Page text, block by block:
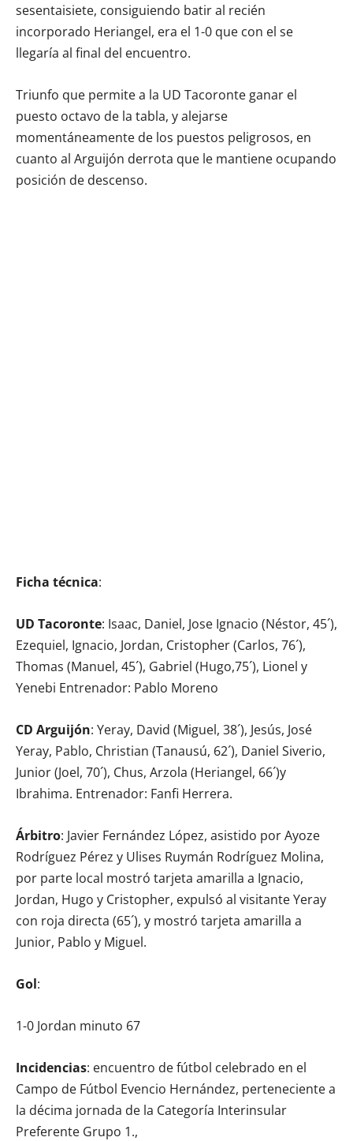
sesentaisiete, consiguiendo batir al recién
incorporado Heriangel, era el 1-0 que con el se
llegaría al final del encuentro.
Triunfo que permite a la UD Tacoronte ganar el
puesto octavo de la tabla, y alejarse
momentáneamente de los puestos peligrosos, en
cuanto al Arguijón derrota que le mantiene ocupando
posición de descenso.
Ficha técnica:
UD Tacoronte: Isaac, Daniel, Jose Ignacio (Néstor, 45´),
Ezequiel, Ignacio, Jordan, Cristopher (Carlos, 76´),
Thomas (Manuel, 45´), Gabriel (Hugo,75´), Lionel y
Yenebi Entrenador: Pablo Moreno
CD Arguijón: Yeray, David (Miguel, 38´), Jesús, José
Yeray, Pablo, Christian (Tanausú, 62´), Daniel Siverio,
Junior (Joel, 70´), Chus, Arzola (Heriangel, 66´)y
Ibrahima. Entrenador: Fanfi Herrera.
Árbitro: Javier Fernández López, asistido por Ayoze
Rodríguez Pérez y Ulises Ruymán Rodríguez Molina,
por parte local mostró tarjeta amarilla a Ignacio,
Jordan, Hugo y Cristopher, expulsó al visitante Yeray
con roja directa (65´), y mostró tarjeta amarilla a
Junior, Pablo y Miguel.
Gol:
1-0 Jordan minuto 67
Incidencias: encuentro de fútbol celebrado en el
Campo de Fútbol Evencio Hernández, perteneciente a
la décima jornada de la Categoría Interinsular
Preferente Grupo 1.,